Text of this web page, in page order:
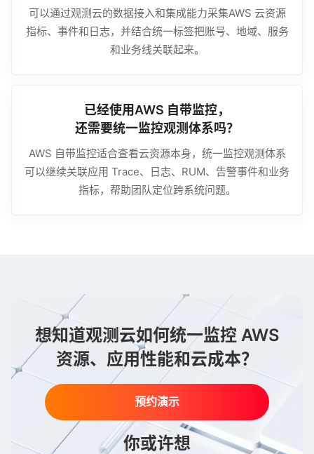
可以通过观测云的数据接入和集成能力采集AWS 云资源
指标、事件和日志，并结合统一标签把账号、地域、服务
和业务线关联起来。
已经使用AWS 自带监控，
还需要统一监控观测体系吗？
AWS 自带监控适合查看云资源本身，统一监控观测体系
可以继续关联应用 Trace、日志、RUM、告警事件和业务
指标，帮助团队定位跨系统问题。
想知道观测云如何统一监控 AWS
资源、应用性能和云成本？
预约演示
你或许想